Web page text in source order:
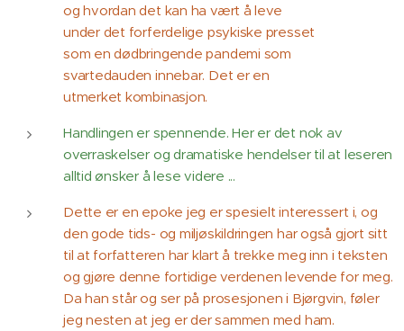
og hvordan det kan ha vært å leve
under det forferdelige psykiske presset
som en dødbringende pandemi som
svartedauden innebar. Det er en
utmerket kombinasjon.
Handlingen er spennende. Her er det nok av
overraskelser og dramatiske hendelser til at leseren
alltid ønsker å lese videre ...
Dette er en epoke jeg er spesielt interessert i, og
den gode tids- og miljøskildringen har også gjort sitt
til at forfatteren har klart å trekke meg inn i teksten
og gjøre denne fortidige verdenen levende for meg.
Da han står og ser på prosesjonen i Bjørgvin, føler
jeg nesten at jeg er der sammen med ham.